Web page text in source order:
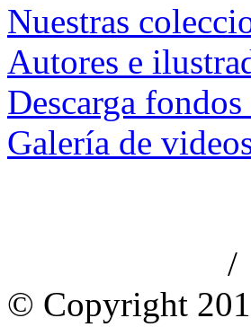
Nuestras
Autores e
Descarga
Galería de
/
© Copyright